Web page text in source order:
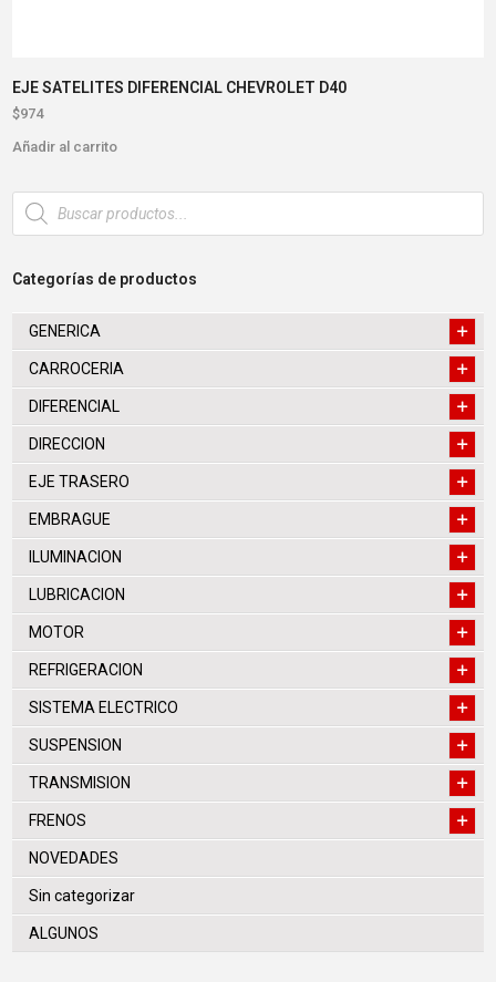
EJE SATELITES DIFERENCIAL CHEVROLET D40
$974
Añadir al carrito
Búsqueda
de
productos
Categorías de productos
GENERICA
CARROCERIA
DIFERENCIAL
DIRECCION
EJE TRASERO
EMBRAGUE
ILUMINACION
LUBRICACION
MOTOR
REFRIGERACION
SISTEMA ELECTRICO
SUSPENSION
TRANSMISION
FRENOS
NOVEDADES
Sin categorizar
ALGUNOS